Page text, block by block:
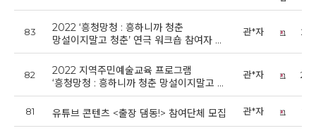
83
2022 ‘흥청망청 : 흥하니까 청춘
망설이지말고 청춘’ 연극 워크숍 참여자 …
관*자
82
2022 지역주민예술교육 프로그램
‘흥청망청 : 흥하니까 청춘 망설이지말고 …
관*자
81 유튜브 콘텐츠 <출장 댐동!> 참여단체 모집 관*자